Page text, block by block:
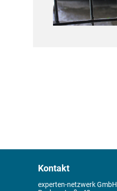
Kontakt
experten-netzwerk GmbH